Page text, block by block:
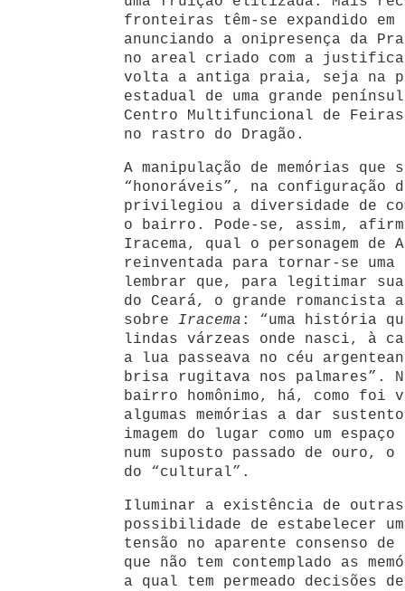
fronteiras têm-se expandido em
anunciando a onipresença da
no areal criado com a
volta a antiga praia, seja na
estadual de uma grande
Centro Multifuncional de
no rastro do Dragão.
A manipulação de memórias que
“honoráveis”, na configuração
privilegiou a diversidade de
o bairro. Pode-se, assim,
Iracema, qual o personagem de
reinventada para tornar-se
lembrar que, para legitimar sua
do Ceará, o grande romancista
sobre Iracema : “uma história
lindas várzeas onde nasci, à
a lua passeava no céu
brisa rugitava nos palmares”.
bairro homônimo, há, como foi
algumas memórias a dar
imagem do lugar como um
num suposto passado de ouro,
do “cultural”.
Iluminar a existência de outras
possibilidade de estabelecer
tensão no aparente consenso
que não tem contemplado as
a qual tem permeado decisões